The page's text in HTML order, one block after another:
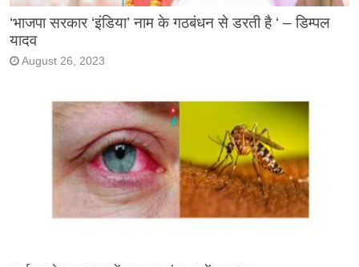
‘भाजपा सरकार ‘इंडिया’ नाम के गठबंधन से डरती है ‘ – डिम्पल
यादव
August 26, 2023